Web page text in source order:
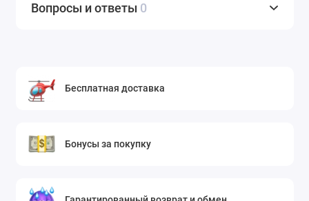
Вопросы и ответы 0
Бесплатная доставка
Бонусы за покупку